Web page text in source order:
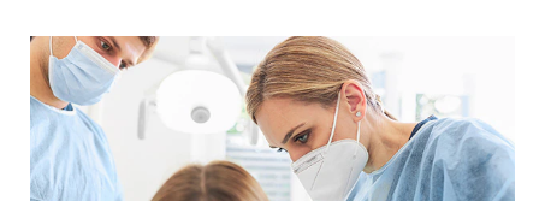
PROMOCIONES
CR (ES)